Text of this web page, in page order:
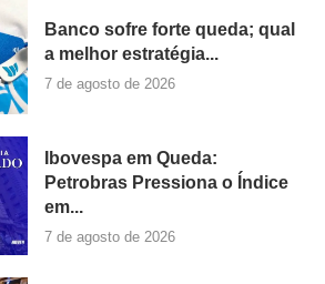
Banco sofre forte queda; qual
a melhor estratégia...
7 de agosto de 2026
Ibovespa em Queda:
Petrobras Pressiona o Índice
em...
7 de agosto de 2026